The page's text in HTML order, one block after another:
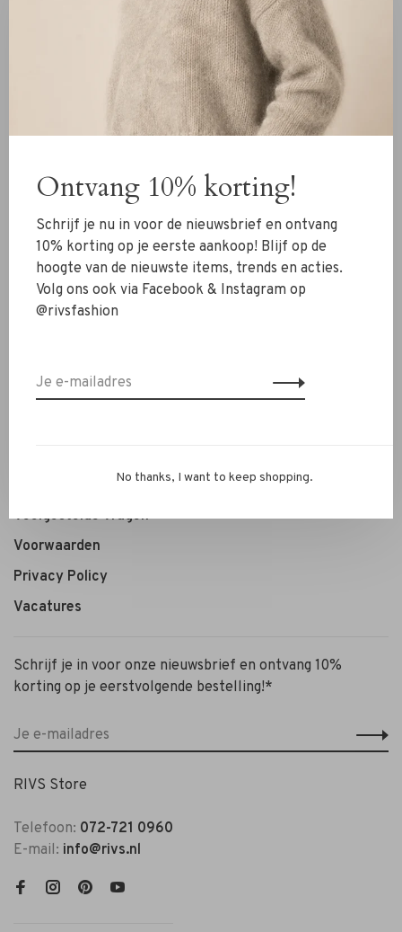
Toon 1 - 0 van 0
Schoenen
Sieraden
Accessoires
SALE
Contact
Personal Styling / Private Shopping
Veelgestelde vragen
Voorwaarden
Privacy Policy
Vacatures
Schrijf je in voor onze nieuwsbrief en ontvang 10%
korting op je eerstvolgende bestelling!*
RIVS Store
Telefoon: 072-721 0960
E-mail: info@rivs.nl
Ontvang 10% korting!
Schrijf je nu in voor de nieuwsbrief en ontvang
10% korting op je eerste aankoop! Blijf op de
hoogte van de nieuwste items, trends en acties.
Volg ons ook via Facebook & Instagram op
@rivsfashion
No thanks, I want to keep shopping.